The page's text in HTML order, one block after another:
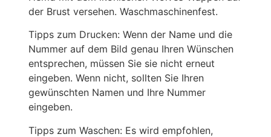
der Brust versehen. Waschmaschinenfest.
Tipps zum Drucken: Wenn der Name und die
Nummer auf dem Bild genau Ihren Wünschen
entsprechen, müssen Sie sie nicht erneut
eingeben. Wenn nicht, sollten Sie Ihren
gewünschten Namen und Ihre Nummer
eingeben.
Tipps zum Waschen: Es wird empfohlen,